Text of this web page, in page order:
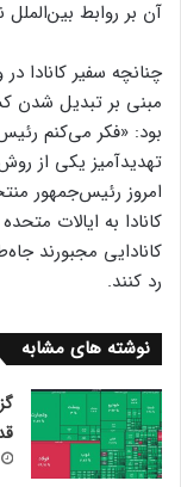
آن بر روابط
چنانچه سفیر کانادا
مبنی بر تبدیل شدن
بود: «فکر می‌کنم
تهدیدآمیز یکی از
امروز رئیس‌جمهور
کانادا به ایالات
کانادایی مجبورند
رد کنند.
نوشته های مشابه